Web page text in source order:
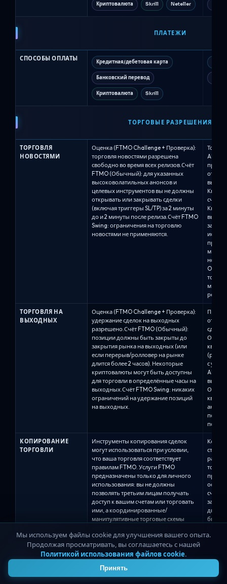
Криптовалюта Skrill Neteller
ПЛАТЕЖИ
СПОСОБЫ ОПЛАТЫ Кредитная/дебетовая карта
Банковский перевод
Криптовалюта Skrill
ТОРГОВЫЕ РАЗРЕШЕНИЯ
ТОРГОВЛЯ
НОВОСТЯМИ
Оценка (FTMO Challenge + Проверка):
торговля новостями разрешена
свободно во время всех релизов.Счёт
FTMO (Обычный): для указанных
высоковолатильных анонсов и
целевых инструментов вы не должны
открывать или закрывать сделки
(включая триггеры SL/TP) за 2 минуты
до и 2 минуты после релиза.Счёт FTMO
Swing: ограничения на торговлю
новостями не применяются.
Alpha
One /
то же
минут
ТОРГОВЛЯ НА
ВЫХОДНЫХ
Оценка (FTMO Challenge + Проверка):
удержание сделок на выходных
разрешено.Счёт FTMO (Обычный):
позиции должны быть закрыты до
закрытия рынка на выходных (или
если перерыв/ролловер на рынке
длится более 2 часов). Некоторые
криптовалюты могут быть доступны
для торговли в определённые часы на
выходных.Счёт FTMO Swing: никаких
ограничений на удержание позиций
на выходных.
от
с
Alpha
по-
КОПИРОВАНИЕ
ТОРГОВЛИ
Инструменты копирования сделок
могут использоваться при условии,
что ваша торговля соответствует
правилам FTMO. Услуги FTMO
предназначены только для личного
использования: вы не должны
позволять третьим лицам получать
доступ к вашим счетам или торговать
ими, а координированные/
манипулятивные торговые схемы
(например, противоположные
позиции на счетах для манипуляции)
запрещены.
том
счёта/
двумя
быть
Мы используем файлы cookie для улучшения вашего опыта.
Продолжая просматривать, вы соглашаетесь с нашей
Политикой использования файлов cookie.
Принять